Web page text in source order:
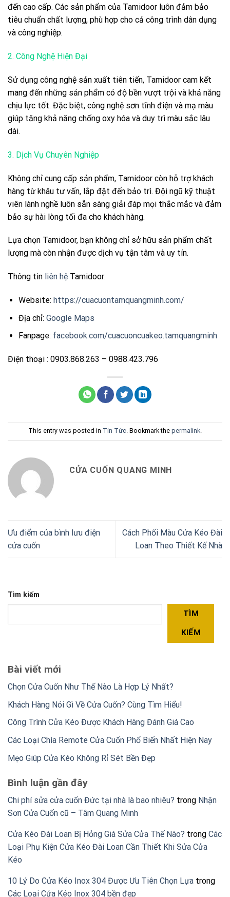
đến cao cấp. Các sản phẩm của Tamidoor luôn đảm bảo
tiêu chuẩn chất lượng, phù hợp cho cả công trình dân dụng
và công nghiệp.
2. Công Nghệ Hiện Đại
Sử dụng công nghệ sản xuất tiên tiến, Tamidoor cam kết
mang đến những sản phẩm có độ bền vượt trội và khả năng
chịu lực tốt. Đặc biệt, công nghệ sơn tĩnh điện và mạ màu
giúp tăng khả năng chống oxy hóa và duy trì màu sắc lâu
dài.
3. Dịch Vụ Chuyên Nghiệp
Không chỉ cung cấp sản phẩm, Tamidoor còn hỗ trợ khách
hàng từ khâu tư vấn, lắp đặt đến bảo trì. Đội ngũ kỹ thuật
viên lành nghề luôn sẵn sàng giải đáp mọi thắc mắc và đảm
bảo sự hài lòng tối đa cho khách hàng.
Lựa chọn Tamidoor, bạn không chỉ sở hữu sản phẩm chất
lượng mà còn nhận được dịch vụ tận tâm và uy tín.
Thông tin liên hệ Tamidoor:
Website: https://cuacuontamquangminh.com/
Địa chỉ: Google Maps
Fanpage: facebook.com/cuacuoncuakeo.tamquangminh
Điện thoại : 0903.868.263 – 0988.423.796
This entry was posted in Tin Tức. Bookmark the permalink.
CỬA CUỐN QUANG MINH
Ưu điểm của bình lưu điện
cửa cuốn
Cách Phối Màu Cửa Kéo Đài
Loan Theo Thiết Kế Nhà
Tìm kiếm
TÌM
KIẾM
Bài viết mới
Chọn Cửa Cuốn Như Thế Nào Là Hợp Lý Nhất?
Khách Hàng Nói Gì Về Cửa Cuốn? Cùng Tìm Hiểu!
Công Trình Cửa Kéo Được Khách Hàng Đánh Giá Cao
Các Loại Chìa Remote Cửa Cuốn Phổ Biến Nhất Hiện Nay
Mẹo Giúp Cửa Kéo Không Rỉ Sét Bền Đẹp
Bình luận gần đây
Chi phí sửa cửa cuốn Đức tại nhà là bao nhiêu? trong Nhận
Sơn Cửa Cuốn cũ – Tâm Quang Minh
Cửa Kéo Đài Loan Bị Hỏng Giá Sửa Cửa Thế Nào? trong Các
Loại Phụ Kiện Cửa Kéo Đài Loan Cần Thiết Khi Sửa Cửa
Kéo
10 Lý Do Cửa Kéo Inox 304 Được Ưu Tiên Chọn Lựa trong
Các Loại Cửa Kéo Inox 304 bền đẹp